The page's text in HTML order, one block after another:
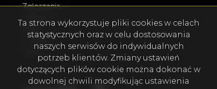
Zgłoszenia
Kontakt
Ta strona wykorzystuje pliki cookies w celach
statystycznych oraz w celu dostosowania
naszych serwisów do indywidualnych
potrzeb klientów. Zmiany ustawień
dotyczących plików cookie można dokonać w
dowolnej chwili modyfikując ustawienia